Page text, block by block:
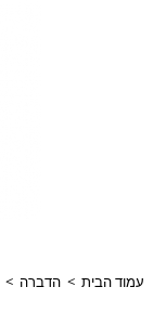
עמוד הבית > הדברה >